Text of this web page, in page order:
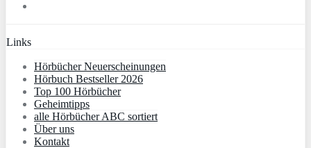
Links
Hörbücher Neuerscheinungen
Hörbuch Bestseller 2026
Top 100 Hörbücher
Geheimtipps
alle Hörbücher ABC sortiert
Über uns
Kontakt